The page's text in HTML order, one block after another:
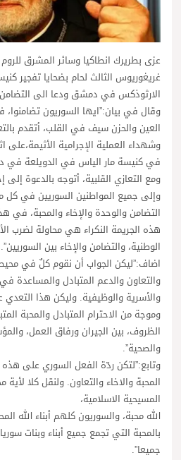
عزى بطريرك انطاكيا وسائر المشرق للروم
غريغوريوس الثالث لحام بضحايا تفجير
الارثوذكس في دمشق ودعا الى التضامن
وقال في بيان:”ايها السوريون
العين والحزن سيف في القلب، أتقدم
وشهداء العملية الإجرامية الأثيمة،على
في كنيسة مار الياس في الدويلعة
ومع التعازي القلبية، أتوجه بالدعوة
وإلى جميع المواطنين السوريين في كل
التضامن والوحدة والإخاء والمحبة، في
هذه الجريمة النكراء هي محاولة لضرب
الوطنية، والتضامن والإخاء بين السوريين”.
اضاف:”لیکن الجواب أن نقوم كلٌ في
والتعاون والدعم المتبادل والمساعدة
والأسرية والوظيفية. وليكن هذا
وموجة من الاحترام المتبادل والمحبة
الظروف، بين الجيران ورفاق العمل،
والصحية”.
وتابع:”لتكن ردّة الفعل السوري على هذه
المحبة والاخاء والتعاون. ولنقل كلا
المسيحية الاسلامية،
الله محبة، والسوريون كلهم أبناء الله
بالمحبة التي تجمع جميع أبناء وبنات سوريا
جميعا”.